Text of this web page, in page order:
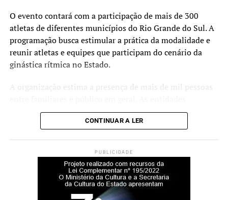
O evento contará com a participação de mais de 300
atletas de diferentes municípios do Rio Grande do Sul. A
programação busca estimular a prática da modalidade e
reunir atletas e equipes que participam do cenário da
ginástica rítmica no Estado.
A organização estima a presença de mais de mil pessoas
esportivas com as maiores pontuações ao final da
competição receberão troféus.
Oliveira, afirma que a realização do campeonato faz parte
das ações voltadas ao desenvolvimento esportivo no
CONTINUAR A LER
PUBLICIDADE